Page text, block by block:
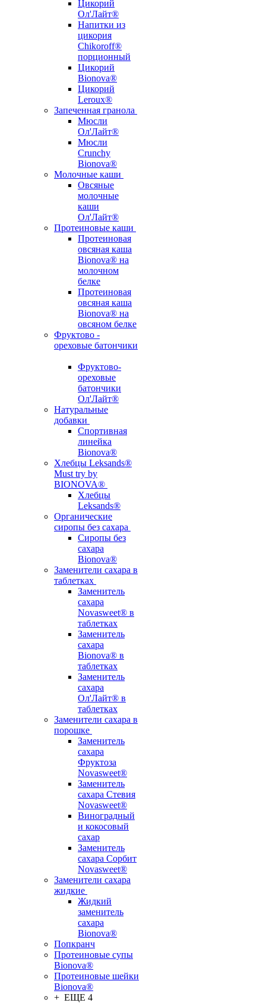
Цикорий
Ол'Лайт®
Напитки из
цикория
Chikoroff®
порционный
Цикорий
Bionova®
Цикорий
Leroux®
Запеченная гранола
Мюсли
Ол'Лайт®
Мюсли
Crunchy
Bionova®
Молочные каши
Овсяные
молочные
каши
Ол'Лайт®
Протеиновые каши
Протеиновая
овсяная каша
Bionova® на
молочном
белке
Протеиновая
овсяная каша
Bionova® на
овсяном белке
Фруктово -
ореховые батончики
Фруктово-
ореховые
батончики
Ол'Лайт®
Натуральные
добавки
Спортивная
линейка
Bionova®
Хлебцы Leksands®
Must try by
BIONOVA®
Хлебцы
Leksands®
Органические
сиропы без сахара
Сиропы без
сахара
Bionova®
Заменители сахара в
таблетках
Заменитель
сахара
Novasweet® в
таблетках
Заменитель
сахара
Bionova® в
таблетках
Заменитель
сахара
Ол'Лайт® в
таблетках
Заменители сахара в
порошке
Заменитель
сахара
Фруктоза
Novasweet®
Заменитель
сахара Стевия
Novasweet®
Виноградный
и кокосовый
сахар
Заменитель
сахара Сорбит
Novasweet®
Заменители сахара
жидкие
Жидкий
заменитель
сахара
Bionova®
Попкранч
Протеиновые супы
Bionova®
Протеиновые шейки
Bionova®
+ ЕЩЕ 4